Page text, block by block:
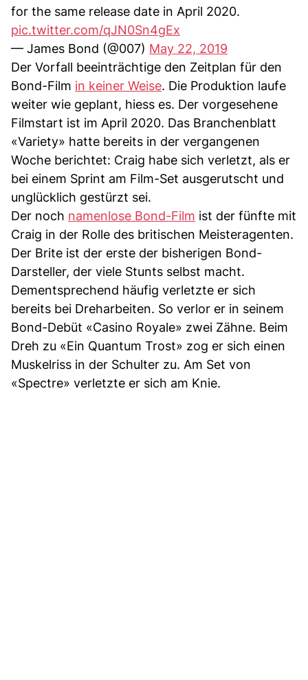
for the same release date in April 2020.
pic.twitter.com/qJN0Sn4gEx
— James Bond (@007) May 22, 2019
Der Vorfall beeinträchtige den Zeitplan für den
Bond-Film in keiner Weise. Die Produktion laufe
weiter wie geplant, hiess es. Der vorgesehene
Filmstart ist im April 2020. Das Branchenblatt
«Variety» hatte bereits in der vergangenen
Woche berichtet: Craig habe sich verletzt, als er
bei einem Sprint am Film-Set ausgerutscht und
unglücklich gestürzt sei.
Der noch namenlose Bond-Film ist der fünfte mit
Craig in der Rolle des britischen Meisteragenten.
Der Brite ist der erste der bisherigen Bond-
Darsteller, der viele Stunts selbst macht.
Dementsprechend häufig verletzte er sich
bereits bei Dreharbeiten. So verlor er in seinem
Bond-Debüt «Casino Royale» zwei Zähne. Beim
Dreh zu «Ein Quantum Trost» zog er sich einen
Muskelriss in der Schulter zu. Am Set von
«Spectre» verletzte er sich am Knie.